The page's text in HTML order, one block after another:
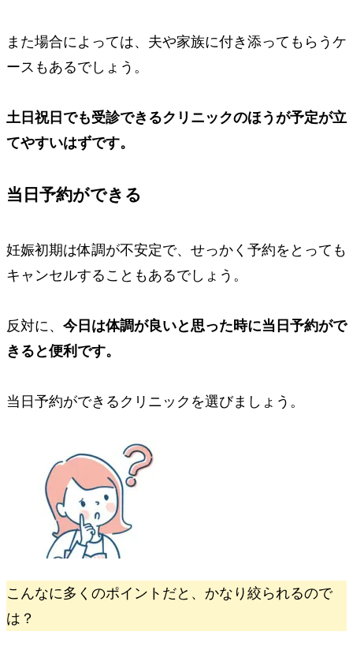
また場合によっては、夫や家族に付き添ってもらうケ
ースもあるでしょう。
土日祝日でも受診できるクリニックのほうが予定が立
てやすいはずです。
当日予約ができる
妊娠初期は体調が不安定で、せっかく予約をとっても
キャンセルすることもあるでしょう。
反対に、 今日は体調が良いと思った時に当日予約がで
きると便利です。
当日予約ができるクリニックを選びましょう。
こんなに多くのポイントだと、かなり絞られるので
は？